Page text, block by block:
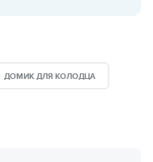
ДОМИК ДЛЯ КОЛОДЦА